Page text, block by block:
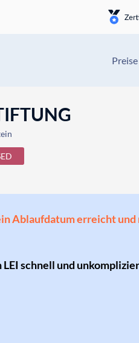
Preise
Ablaufdatum erreicht
LEI schnell und